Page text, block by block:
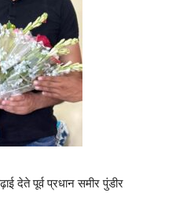
देते पूर्व प्रधान समीर पुंडीर